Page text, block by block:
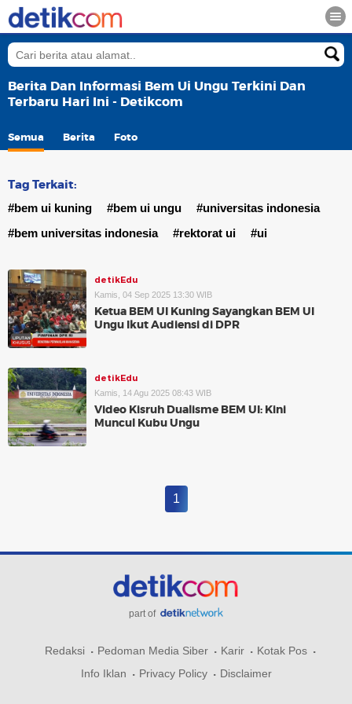
Berita Dan Informasi Bem Ui Ungu Terkini Dan
Terbaru Hari Ini - Detikcom
Semua Berita Foto
Tag Terkait:
#bem ui kuning #bem ui ungu
#universitas indonesia
#bem universitas indonesia
#rektorat ui #ui
detikEdu
Kamis, 04 Sep 2025 13:30 WIB
Ketua BEM UI Kuning Sayangkan BEM UI
Ungu Ikut Audiensi di DPR
detikEdu
Kamis, 14 Agu 2025 08:43 WIB
Video Kisruh Dualisme BEM UI: Kini
Muncul Kubu Ungu
1
part of
Redaksi Pedoman Media Siber Karir
Kotak Pos
Info Iklan
Privacy Policy Disclaimer